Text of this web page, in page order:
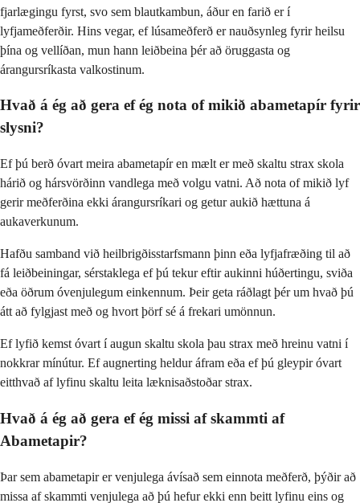
fjarlægingu fyrst, svo sem blautkambun, áður en farið er í
lyfjameðferðir. Hins vegar, ef lúsameðferð er nauðsynleg fyrir heilsu
þína og vellíðan, mun hann leiðbeina þér að öruggasta og
árangursríkasta valkostinum.
Hvað á ég að gera ef ég nota of mikið abametapír fyrir
slysni?
Ef þú berð óvart meira abametapír en mælt er með skaltu strax skola
hárið og hársvörðinn vandlega með volgu vatni. Að nota of mikið lyf
gerir meðferðina ekki árangursríkari og getur aukið hættuna á
aukaverkunum.
Hafðu samband við heilbrigðisstarfsmann þinn eða lyfjafræðing til að
fá leiðbeiningar, sérstaklega ef þú tekur eftir aukinni húðertingu, sviða
eða öðrum óvenjulegum einkennum. Þeir geta ráðlagt þér um hvað þú
átt að fylgjast með og hvort þörf sé á frekari umönnun.
Ef lyfið kemst óvart í augun skaltu skola þau strax með hreinu vatni í
nokkrar mínútur. Ef augnerting heldur áfram eða ef þú gleypir óvart
eitthvað af lyfinu skaltu leita læknisaðstoðar strax.
Hvað á ég að gera ef ég missi af skammti af
Abametapir?
Þar sem abametapir er venjulega ávísað sem einnota meðferð, þýðir að
missa af skammti venjulega að þú hefur ekki enn beitt lyfinu eins og